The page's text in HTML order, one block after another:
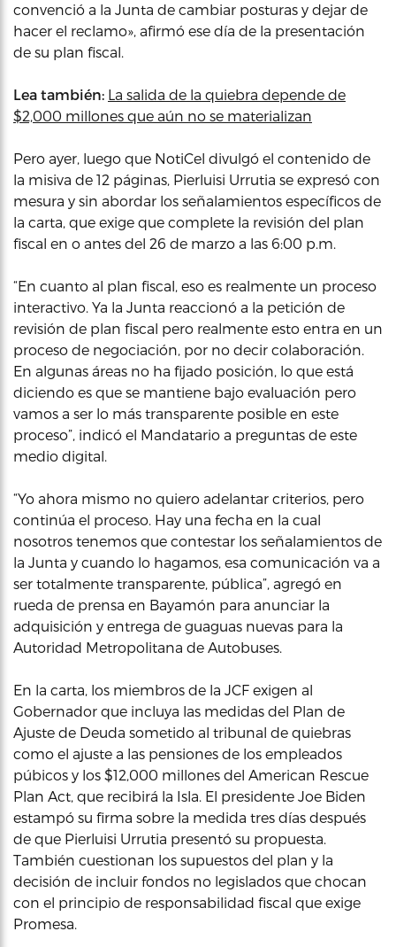
convenció a la Junta de cambiar posturas y dejar de
hacer el reclamo», afirmó ese día de la presentación
de su plan fiscal.
Lea también: La salida de la quiebra depende de
$2,000 millones que aún no se materializan
Pero ayer, luego que NotiCel divulgó el contenido de
la misiva de 12 páginas, Pierluisi Urrutia se expresó con
mesura y sin abordar los señalamientos específicos de
la carta, que exige que complete la revisión del plan
fiscal en o antes del 26 de marzo a las 6:00 p.m.
“En cuanto al plan fiscal, eso es realmente un proceso
interactivo. Ya la Junta reaccionó a la petición de
revisión de plan fiscal pero realmente esto entra en un
proceso de negociación, por no decir colaboración.
En algunas áreas no ha fijado posición, lo que está
diciendo es que se mantiene bajo evaluación pero
vamos a ser lo más transparente posible en este
proceso”, indicó el Mandatario a preguntas de este
medio digital.
“Yo ahora mismo no quiero adelantar criterios, pero
continúa el proceso. Hay una fecha en la cual
nosotros tenemos que contestar los señalamientos de
la Junta y cuando lo hagamos, esa comunicación va a
ser totalmente transparente, pública”, agregó en
rueda de prensa en Bayamón para anunciar la
adquisición y entrega de guaguas nuevas para la
Autoridad Metropolitana de Autobuses.
En la carta, los miembros de la JCF exigen al
Gobernador que incluya las medidas del Plan de
Ajuste de Deuda sometido al tribunal de quiebras
como el ajuste a las pensiones de los empleados
púbicos y los $12,000 millones del American Rescue
Plan Act, que recibirá la Isla. El presidente Joe Biden
estampó su firma sobre la medida tres días después
de que Pierluisi Urrutia presentó su propuesta.
También cuestionan los supuestos del plan y la
decisión de incluir fondos no legislados que chocan
con el principio de responsabilidad fiscal que exige
Promesa.